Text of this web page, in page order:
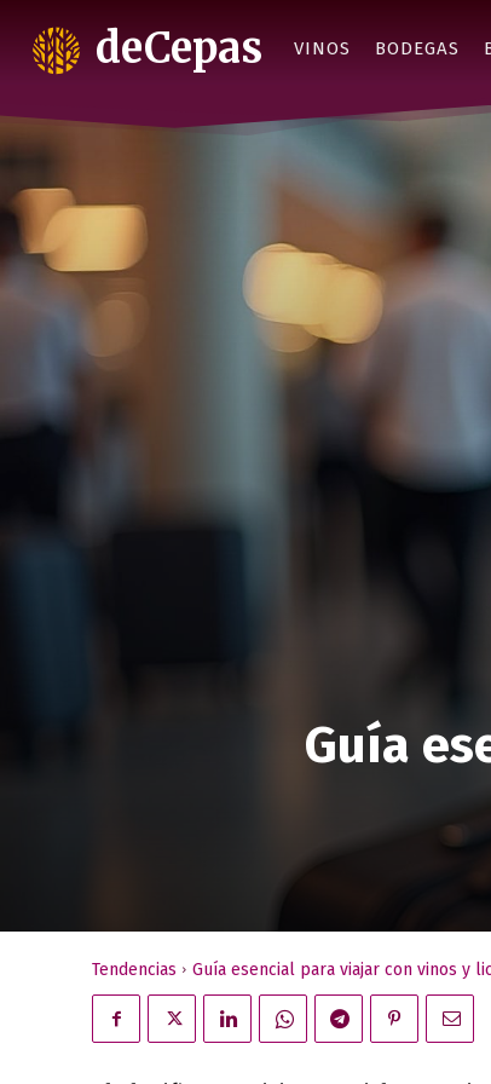
deCepas VINOS BODEGAS
Guía
Tendencias Guía esencial para viajar con vinos y